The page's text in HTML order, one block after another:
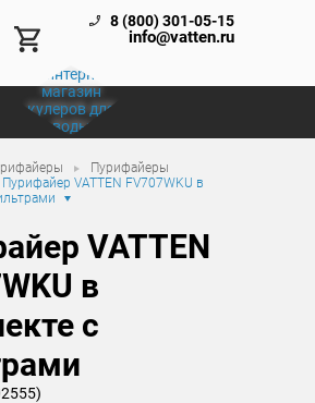
8 (800) 301-05-15
info@vatten.ru
Пурифайеры
Пурифайер VATTEN FV707WKU в
VATTEN
в
с